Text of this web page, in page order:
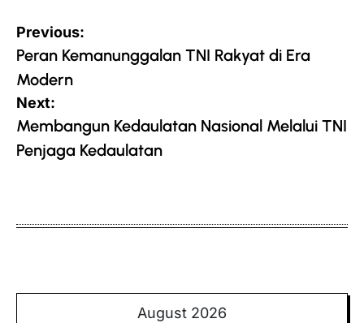
Post
navigation
Previous:
Peran Kemanunggalan TNI Rakyat di Era
Modern
Next:
Membangun Kedaulatan Nasional Melalui TNI
Penjaga Kedaulatan
August 2026